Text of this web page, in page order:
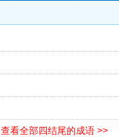
查看全部四结尾的成语 >>